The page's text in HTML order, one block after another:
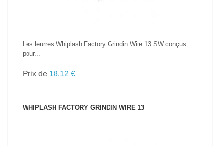
Les leurres Whiplash Factory Grindin Wire 13 SW conçus
pour...
Prix de 18.12 €
WHIPLASH FACTORY GRINDIN WIRE 13